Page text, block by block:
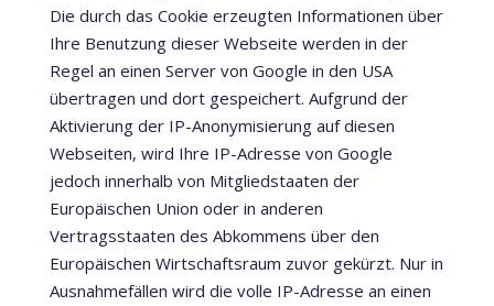
Die durch das Cookie erzeugten Informationen über
Ihre Benutzung dieser Webseite werden in der
Regel an einen Server von Google in den USA
übertragen und dort gespeichert. Aufgrund der
Aktivierung der IP-Anonymisierung auf diesen
Webseiten, wird Ihre IP-Adresse von Google
jedoch innerhalb von Mitgliedstaaten der
Europäischen Union oder in anderen
Vertragsstaaten des Abkommens über den
Europäischen Wirtschaftsraum zuvor gekürzt. Nur in
Ausnahmefällen wird die volle IP-Adresse an einen